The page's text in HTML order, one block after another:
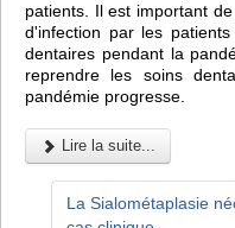
patients. Il est important
d'infection par les
dentaires pendant la
reprendre les soins
pandémie progresse.
Lire la suite...
La Sialométaplasie